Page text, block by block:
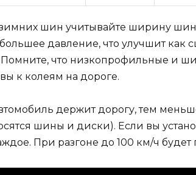
шин учитывайте ширину
давление, что улучшит
Помните, что низкопрофильные и
к колеям на дороге.
держит дорогу, тем
шины и диски). Если вы
При разгоне до 100 км/ч будет